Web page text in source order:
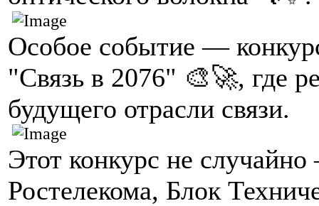
Особое событие —
"Связь в 2076" 🎨🚀, где
будущего отрасли связи.
Этот конкурс не
Ростелекома, Блок